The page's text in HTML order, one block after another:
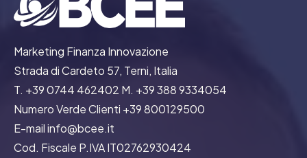
Marketing Finanza Innovazione
Strada di Cardeto 57, Terni, Italia
T. +39 0744 462402 M. +39 388 9334054
Numero Verde Clienti +39 800129500
E-mail info@bcee.it
Cod. Fiscale P.IVA IT02762930424